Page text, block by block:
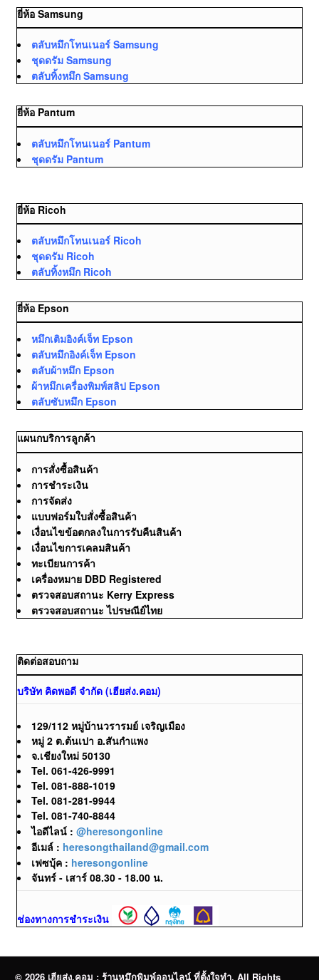
ยี่ห้อ Samsung
ตลับหมึกโทนเนอร์ Samsung
ชุดดรัม Samsung
ตลับทิ้งหมึก Samsung
ยี่ห้อ Pantum
ตลับหมึกโทนเนอร์ Pantum
ชุดดรัม Pantum
ยี่ห้อ Ricoh
ตลับหมึกโทนเนอร์ Ricoh
ชุดดรัม Ricoh
ตลับทิ้งหมึก Ricoh
ยี่ห้อ Epson
หมึกเติมอิงค์เจ็ท Epson
ตลับหมึกอิงค์เจ็ท Epson
ตลับผ้าหมึก Epson
ผ้าหมึกเครื่องพิมพ์สลิป Epson
ตลับซับหมึก Epson
แผนกบริการลูกค้า
การสั่งซื้อสินค้า
การชำระเงิน
การจัดส่ง
แบบฟอร์มใบสั่งซื้อสินค้า
เงื่อนไขข้อตกลงในการรับคืนสินค้า
เงื่อนไขการเคลมสินค้า
ทะเบียนการค้า
เครื่องหมาย DBD Registered
ตรวจสอบสถานะ Kerry Express
ตรวจสอบสถานะ ไปรษณีย์ไทย
ติดต่อสอบถาม
บริษัท คิดพอดี จำกัด (เฮียส่ง.คอม)
129/112 หมู่บ้านวรารมย์ เจริญเมือง
หมู่ 2 ต.ต้นเปา อ.สันกำแพง
จ.เชียงใหม่ 50130
Tel. 061-426-9991
Tel. 081-888-1019
Tel. 081-281-9944
Tel. 081-740-8844
ไอดีไลน์ : @heresongonline
อีเมล์ : heresongthailand@gmail.com
เฟซบุ้ค : heresongonline
จันทร์ - เสาร์ 08.30 - 18.00 น.
ช่องทางการชำระเงิน
© 2026 เฮียส่ง.คอม : ร้านหมึกพิมพ์ออนไลน์ ที่ตั้งใจทำ. All Rights